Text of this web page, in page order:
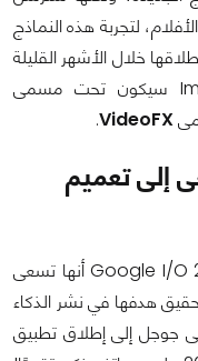
لتجربة هذه النماذج
خلال الأشهر القليلة
VideoFX
.
إلى تعميم
كشفت جوجل خلال فعاليات مؤتمر Google I/O 2024 أنها تسعى
هدفها في نشر الذكاء
عام 2024؛ إذ تسعى جوجل إلى إطلاق تطبيق